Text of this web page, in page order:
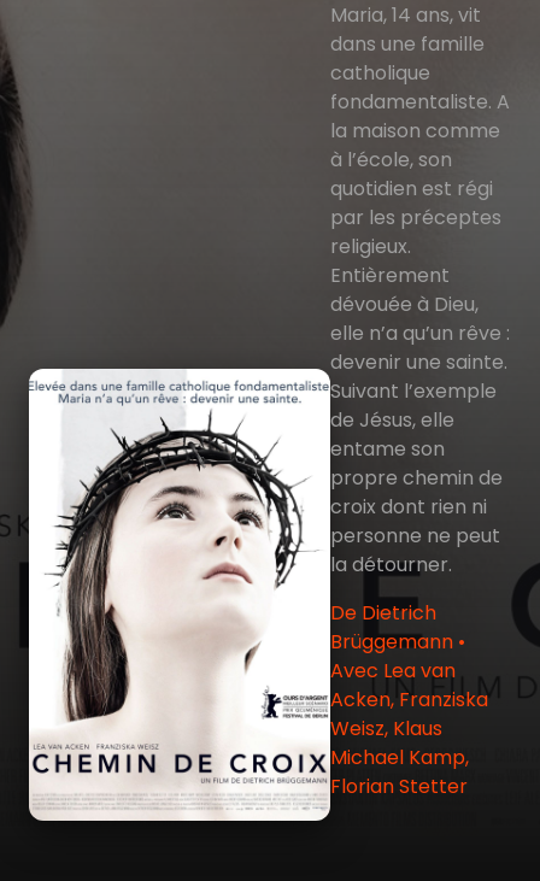
Maria, 14 ans, vit
dans une famille
catholique
fondamentaliste. A
la maison comme
à l’école, son
quotidien est régi
par les préceptes
religieux.
Entièrement
dévouée à Dieu,
elle n’a qu’un rêve :
devenir une sainte.
Suivant l’exemple
de Jésus, elle
entame son
propre chemin de
croix dont rien ni
personne ne peut
la détourner.
De Dietrich
Brüggemann •
Avec Lea van
Acken, Franziska
Weisz, Klaus
Michael Kamp,
Florian Stetter